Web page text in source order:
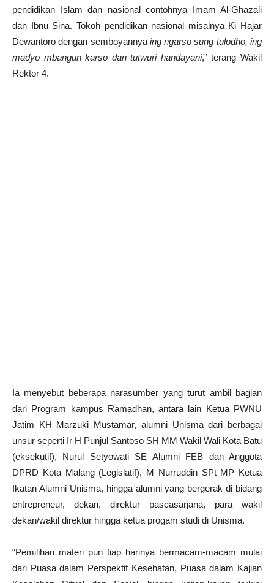
pendidikan Islam dan nasional contohnya Imam Al-Ghazali
dan Ibnu Sina. Tokoh pendidikan nasional misalnya Ki Hajar
Dewantoro dengan semboyannyaing ngarso sung tulodho, ing
madyo mbangun karso dan tutwuri handayani,” terang Wakil
Rektor 4.
Ia menyebut beberapa narasumber yang turut ambil bagian
dari Program kampus Ramadhan, antara lain Ketua PWNU
Jatim KH Marzuki Mustamar, alumni Unisma dari berbagai
unsur seperti Ir H Punjul Santoso SH MM Wakil Wali Kota Batu
(eksekutif), Nurul Setyowati SE Alumni FEB dan Anggota
DPRD Kota Malang (Legislatif), M Nurruddin SPt MP Ketua
Ikatan Alumni Unisma, hingga alumni yang bergerak di bidang
entrepreneur, dekan, direktur pascasarjana, para wakil
dekan/wakil direktur hingga ketua progam studi di Unisma.
“Pemilihan materi pun tiap harinya bermacam-macam mulai
dari Puasa dalam Perspektif Kesehatan, Puasa dalam Kajian